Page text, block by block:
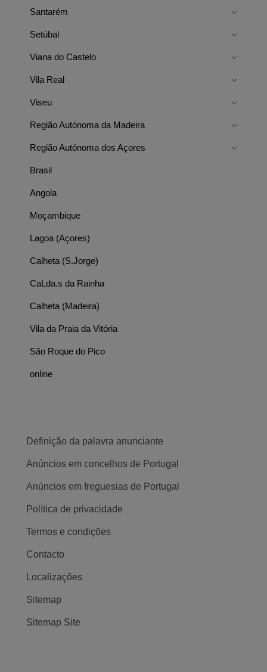
Santarém
Setúbal
Viana do Castelo
Vila Real
Viseu
Região Autónoma da Madeira
Região Autónoma dos Açores
Brasil
Angola
Moçambique
Lagoa (Açores)
Calheta (S.Jorge)
CaLda.s da Rainha
Calheta (Madeira)
Vila da Praia da Vitória
São Roque do Pico
online
Definição da palavra anunciante
Anúncios em concelhos de Portugal
Anúncios em freguesias de Portugal
Política de privacidade
Termos e condições
Contacto
Localizações
Sitemap
Sitemap Site